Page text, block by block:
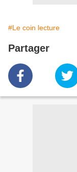
#Le coin lecture
Partager